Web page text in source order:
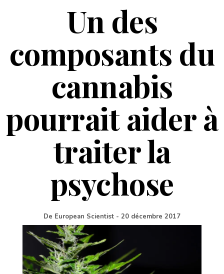
Un des
composants du
cannabis
pourrait aider à
traiter la
psychose
De European Scientist - 20 décembre 2017